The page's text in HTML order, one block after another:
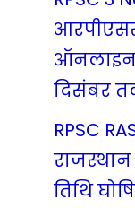
दिसंबर
RPSC
राजस्थान
तिथि